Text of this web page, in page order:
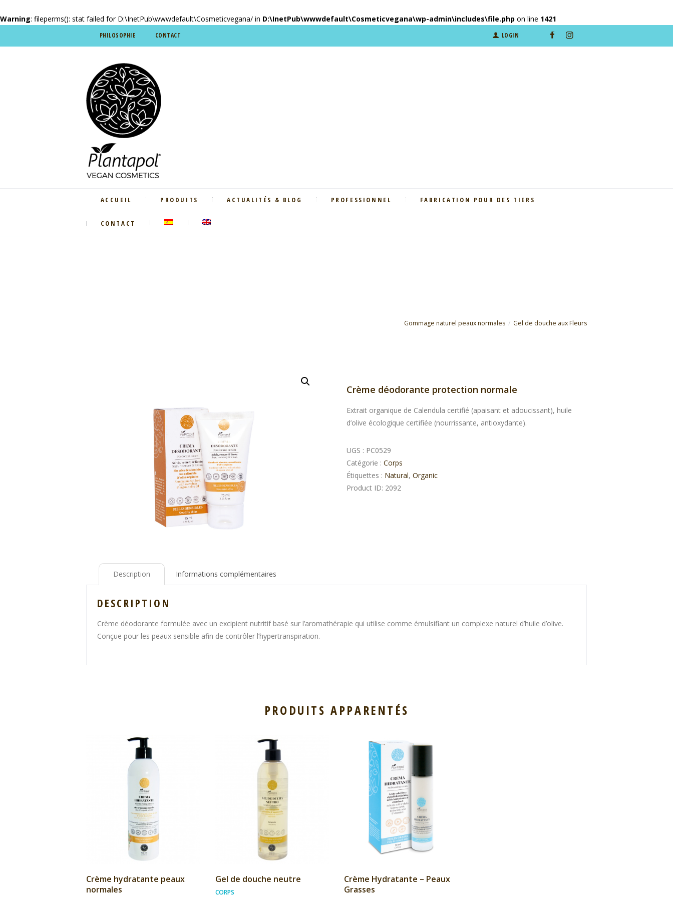
Warning: fileperms(): stat failed for D:\InetPub\wwwdefault\Cosmeticvegana/ in D:\InetPub\wwwdefault\Cosmeticvegana\wp-admin\includes\file.php on line 1421
PHILOSOPHIE CONTACT LOGIN
ACCUEIL PRODUITS ACTUALITÉS & BLOG PROFESSIONNEL FABRICATION POUR DES TIERS
CONTACT
Gommage naturel peaux normales Gel de douche aux Fleurs
Crème déodorante protection normale
Extrait organique de Calendula certifié (apaisant et adoucissant), huile
d’olive écologique certifiée (nourrissante, antioxydante).
UGS : PC0529
Catégorie : Corps
Étiquettes : Natural, Organic
Product ID: 2092
Description Informations complémentaires
DESCRIPTION
Crème déodorante formulée avec un excipient nutritif basé sur l’aromathérapie qui utilise comme émulsifiant un complexe naturel d’huile d’olive.
Conçue pour les peaux sensible afin de contrôler l’hypertranspiration.
PRODUITS APPARENTÉS
Crème hydratante peaux
normales
Gel de douche neutre
CORPS
Crème Hydratante – Peaux
Grasses